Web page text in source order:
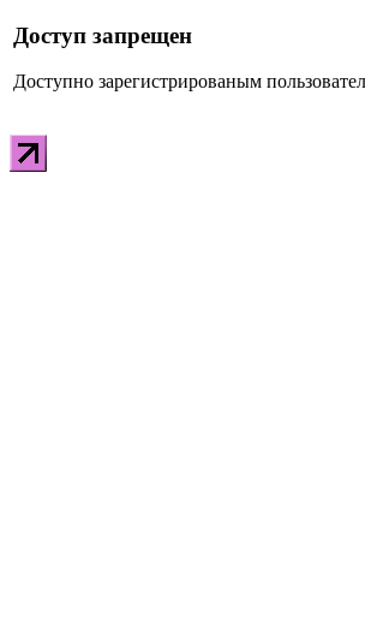
Доступ запрещен
Доступно зарегистрированым